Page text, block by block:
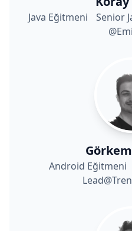
Java Eğitmeni Senior
Android Eğitmeni